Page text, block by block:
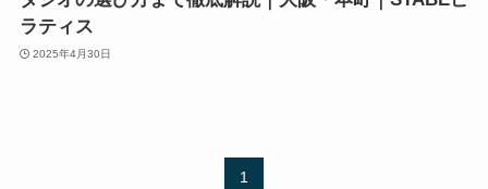
ラティス
2025年4月30日
1